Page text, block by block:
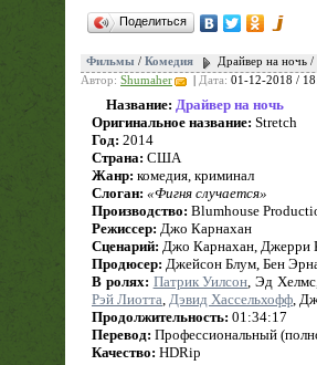
Поделиться
Фильмы / Комедия
Драйвер на ночь
Автор: Shumaher Дата: 01-12-2018 /
Название: Драйвер на ночь
Оригинальное название: Stretch
Год: 2014
Страна: США
Жанр: комедия, криминал
Слоган: «Фигня случается»
Производство: Blumhouse
Режиссер: Джо Карнахан
Сценарий: Джо Карнахан, Джерри
Продюсер: Джейсон Блум, Бен
В ролях: Патрик Уилсон , Эд
Рэй Лиотта Дэвид Хассельхофф ,
Продолжительность: 01:34:17
Перевод: Профессиональный
Качество: HDRip